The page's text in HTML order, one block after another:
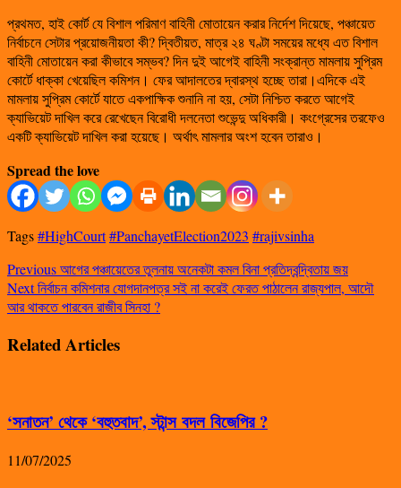
প্রথমত, হাই কোর্ট যে বিশাল পরিমাণ বাহিনী মোতায়েন করার নির্দেশ দিয়েছে, পঞ্চায়েত
নির্বাচনে সেটার প্রয়োজনীয়তা কী? দ্বিতীয়ত, মাত্র ২৪ ঘণ্টা সময়ের মধ্যে এত বিশাল
বাহিনী মোতায়েন করা কীভাবে সম্ভব? দিন দুই আগেই বাহিনী সংক্রান্ত মামলায় সুপ্রিম
কোর্টে ধাক্কা খেয়েছিল কমিশন। ফের আদালতের দ্বারস্থ হচ্ছে তারা।এদিকে এই
মামলায় সুপ্রিম কোর্টে যাতে একপাক্ষিক শুনানি না হয়, সেটা নিশ্চিত করতে আগেই
ক্যাভিয়েট দাখিল করে রেখেছেন বিরোধী দলনেতা শুভেন্দু অধিকারী। কংগ্রেসের তরফেও
একটি ক্যাভিয়েট দাখিল করা হয়েছে। অর্থাৎ মামলার অংশ হবেন তারাও।
Spread the love
Tags#HighCourt#PanchayetElection2023 #rajivsinha
Previousআগের পঞ্চায়েতের তুলনায় অনেকটা কমল বিনা প্রতিদ্বন্দ্বিতায় জয়
Nextনির্বাচন কমিশনার যোগদানপত্র সই না করেই ফেরত পাঠালেন রাজ্যপাল, আদৌ
আর থাকতে পারবেন রাজীব সিনহা ?
Related Articles
‘সনাতন’ থেকে ‘বহুতবাদ’, স্টান্স বদল বিজেপির ?
11/07/2025